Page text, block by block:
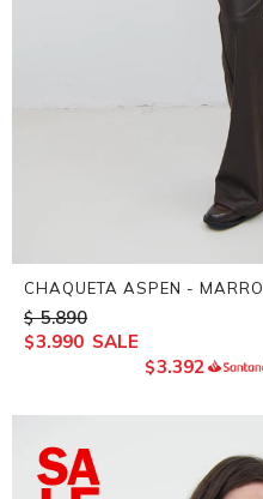
CHAQUETA ASPEN -
$ 5.890
$3.990
$3.392